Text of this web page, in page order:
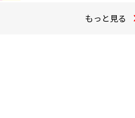
もっと見る